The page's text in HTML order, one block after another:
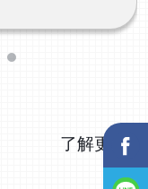
度不一，遇到的
像或各項數值正
者面臨的實際困
患者就醫的便利
有活力低落、情
細胞修復與活
不見得能安眠；
易焦慮、暴躁、
減退，且開始出
個人！為了找出
院長，診斷後發
神經異常造成大
了解更多